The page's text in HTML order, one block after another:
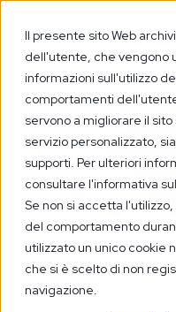
Il presente sito Web
dell'utente, che vengono
informazioni sull'utilizzo
comportamenti
servono a migliorare il
servizio personalizzato,
supporti. Per ulteriori
consultare l'informativa
Se non si accetta
del comportamento
utilizzato un unico cookie
che si è scelto di non
navigazione.
Blog